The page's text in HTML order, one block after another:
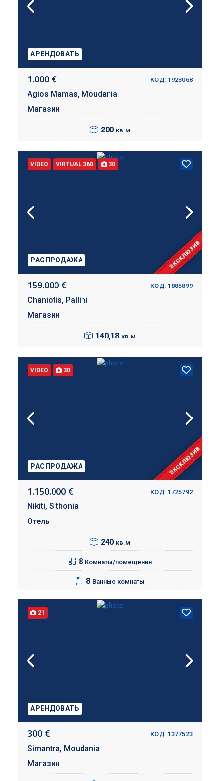
АРЕНДОВАТЬ
1.000 € КОД: 1923068
Agios Mamas, Moudania
Магазин
200 кв.м
VIDEO VIRTUAL 360 30
РАСПРОДАЖА ЭКСКЛЮЗИВ
159.000 € КОД: 1885899
Chaniotis, Pallini
Магазин
140,18 кв.м
VIDEO 30
РАСПРОДАЖА ЭКСКЛЮЗИВ
1.150.000 € КОД: 1725792
Nikiti, Sithonia
Отель
240 кв.м
8 Комнаты/помещения
8 Ванные комнаты
21
АРЕНДОВАТЬ
300 € КОД: 1377523
Simantra, Moudania
Магазин